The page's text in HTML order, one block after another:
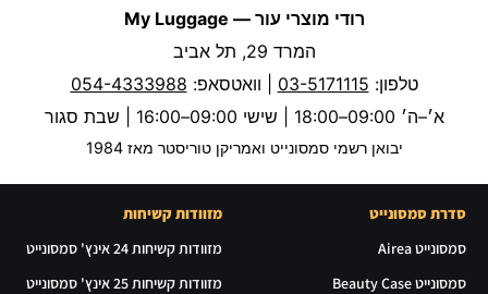
רודי מוצרי עור — My Luggage
המרד 29, תל אביב
טלפון: 03-5171115 | וואטסאפ: 054-4333988
א׳–ה׳ 09:00–18:00 | שישי 09:00–16:00 | שבת סגור
יבואן רשמי סמסונייט ואמריקן טוריסטר מאז 1984
סדרת סמסונייט
סמסונייט Airea
סמסונייט Beauty Case
מזוודות קשיחות
מזוודות קשיחות 24 אינץ' סמסונייט
מזוודות קשיחות 25 אינץ' סמסונייט